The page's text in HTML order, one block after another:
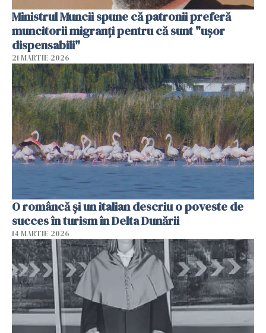
Ministrul Muncii spune că patronii preferă
muncitorii migranți pentru că sunt "uşor
dispensabili"
21 MARTIE 2026
O româncă și un italian descriu o poveste de
succes în turism în Delta Dunării
14 MARTIE 2026